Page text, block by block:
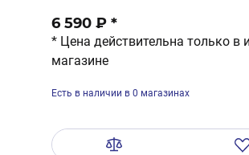
6 590 ₽ *
* Цена действительна только в
магазине
Есть в наличии в 0 магазинах